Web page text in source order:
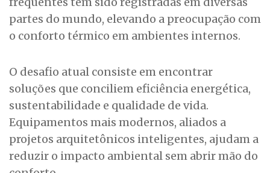
partes do mundo, elevando a preocupação com
o conforto térmico em ambientes internos.
O desafio atual consiste em encontrar
soluções que conciliem eficiência energética,
sustentabilidade e qualidade de vida.
Equipamentos mais modernos, aliados a
projetos arquitetônicos inteligentes, ajudam a
reduzir o impacto ambiental sem abrir mão do